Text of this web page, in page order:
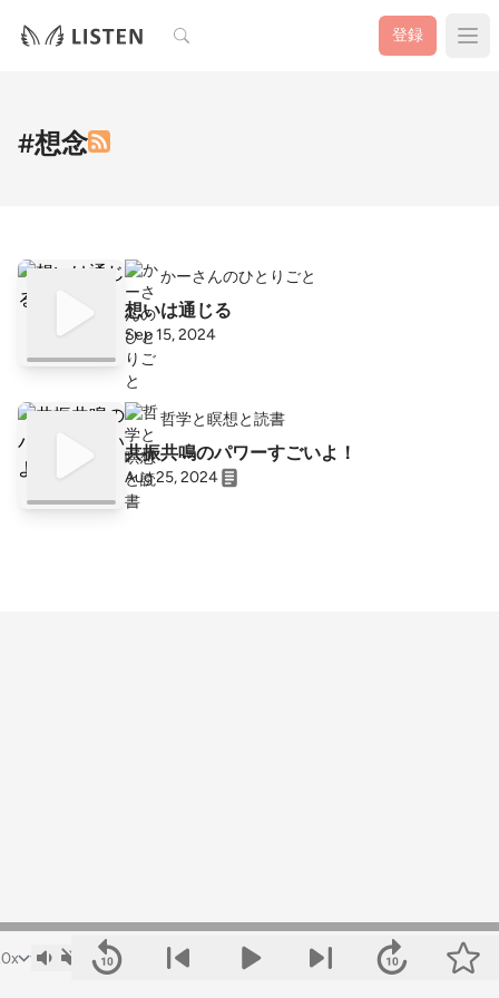
検索 登録
#想念
かーさんのひとりごと
想いは通じる
Sep 15, 2024
哲学と瞑想と読書
共振共鳴のパワーすごいよ！
Aug 25, 2024